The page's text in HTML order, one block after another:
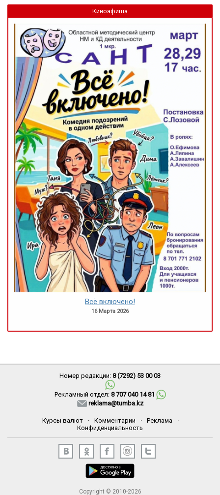
Киноафиша
Всё включено!
16 Марта 2026
Номер редакции: 8 (7292) 53 00 03
Рекламный отдел: 8 707 040 14 81
reklama@tumba.kz
Курсы валют · Комментарии · Реклама
·
Конфиденциальность
Copyright © 2010-2026